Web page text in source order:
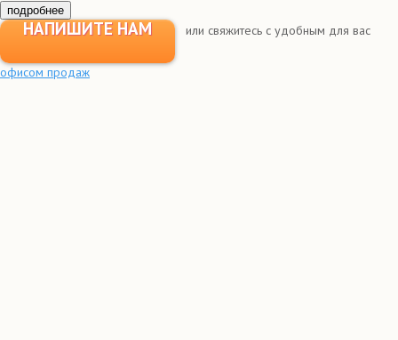
подробнее
НАПИШИТЕ НАМ или свяжитесь с удобным для вас
офисом продаж